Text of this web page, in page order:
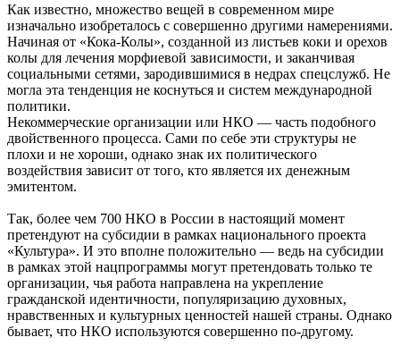
Как известно, множество вещей в современном мире
изначально изобреталось с совершенно другими намерениями.
Начиная от «Кока-Колы», созданной из листьев коки и орехов
колы для лечения морфиевой зависимости, и заканчивая
социальными сетями, зародившимися в недрах спецслужб. Не
могла эта тенденция не коснуться и систем международной
политики.
Некоммерческие организации или НКО — часть подобного
двойственного процесса. Сами по себе эти структуры не
плохи и не хороши, однако знак их политического
воздействия зависит от того, кто является их денежным
эмитентом.
Так, более чем 700 НКО в России в настоящий момент
претендуют на субсидии в рамках национального проекта
«Культура». И это вполне положительно — ведь на субсидии
в рамках этой нацпрограммы могут претендовать только те
организации, чья работа направлена на укрепление
гражданской идентичности, популяризацию духовных,
нравственных и культурных ценностей нашей страны. Однако
бывает, что НКО используются совершенно по-другому.